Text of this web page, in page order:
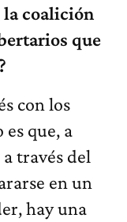
la coalición
que
con los
que, a
través del
en un
hay una